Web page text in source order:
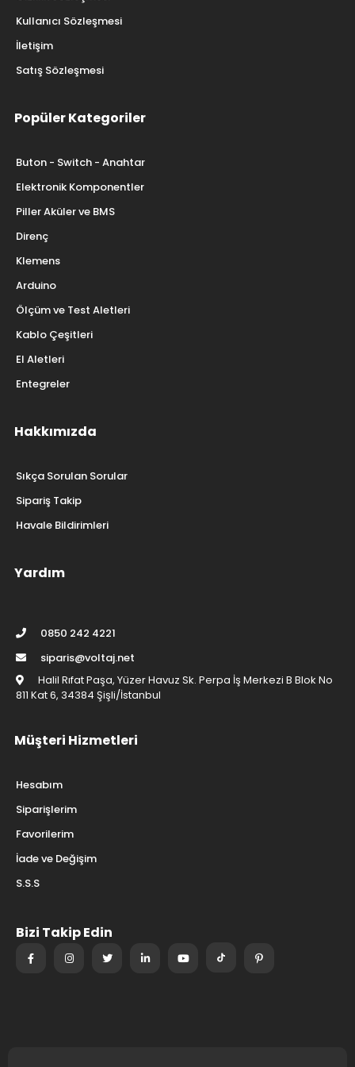
Kullanıcı Sözleşmesi
İletişim
Satış Sözleşmesi
Popüler Kategoriler
Buton - Switch - Anahtar
Elektronik Komponentler
Piller Aküler ve BMS
Direnç
Klemens
Arduino
Ölçüm ve Test Aletleri
Kablo Çeşitleri
El Aletleri
Entegreler
Hakkımızda
Sıkça Sorulan Sorular
Sipariş Takip
Havale Bildirimleri
Yardım
0850 242 4221
siparis@voltaj.net
Halil Rıfat Paşa, Yüzer Havuz Sk. Perpa İş Merkezi B Blok No
811 Kat 6, 34384 Şişli/İstanbul
Müşteri Hizmetleri
Hesabım
Siparişlerim
Favorilerim
İade ve Değişim
S.S.S
Bizi Takip Edin